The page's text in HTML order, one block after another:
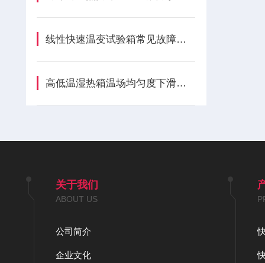
线性快速温变试验箱常见故障诊断与预防性维护
高低温湿热箱温场均匀度下滑？风道与密封隐性损耗全解析
关于我们
ABOUT US
公司简介
企业文化